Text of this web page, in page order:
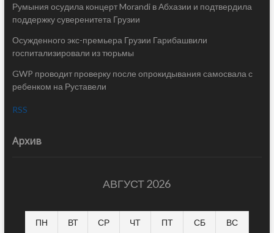
Румыния осудила концерт Morandi в Абхазии и подтвердила
поддержку суверенитета Грузии
Осужденного экс-премьера Грузии Гарибашвили
госпитализировали из тюрьмы
GWP проводит проверку после опрокидывания самосвала с
ребенком на Руставели
RSS
Архив
АВГУСТ 2026
ПН ВТ СР ЧТ ПТ СБ ВС